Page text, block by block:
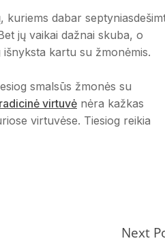
kuriems dabar
jų vaikai dažnai skuba, o
kartu su žmonėmis.
smalsūs žmonės su
virtuvė nėra kažkas
virtuvėse. Tiesiog reikia
Next